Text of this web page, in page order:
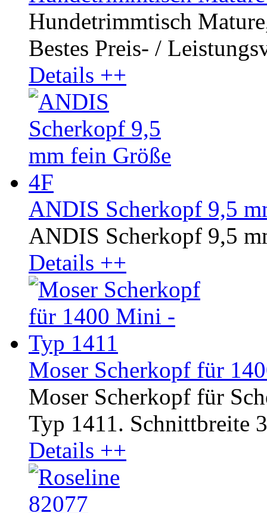
Hundetrimmtisch
Bestes Preis- /
Details ++
ANDIS Scherkopf 9,5
ANDIS Scherkopf 9,5
Details ++
Moser Scherkopf für
Moser Scherkopf für
Typ 1411. Schnittbreite
Details ++